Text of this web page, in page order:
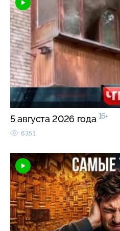
5 августа 2026 года 16+
6351